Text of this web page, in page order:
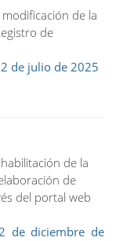
de la
de
de julio de 2025
de la
de
del portal web
de diciembre de